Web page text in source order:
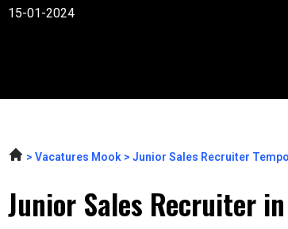
15-01-2024
Vacatures Mook Junior Sales Recruiter
Junior Sales Recruiter